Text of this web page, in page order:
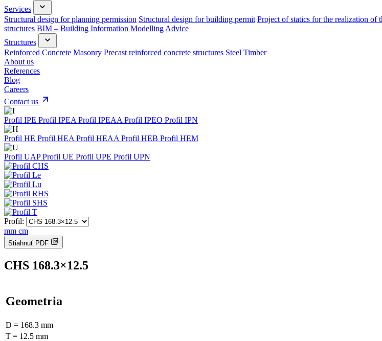
Services
Structural design for planning permission Structural design for building permit Project of statics for the realization of
structures BIM – Building Information Modelling Advice
Structures
Reinforced Concrete Masonry Precast reinforced concrete structures Steel Timber
About us
References
Blog
Careers
Contact us
Profil IPE Profil IPEA Profil IPEAA Profil IPEO Profil IPN
Profil HE Profil HEA Profil HEAA Profil HEB Profil HEM
Profil UAPProfil UE Profil UPE Profil UPN
Profil:
mm cm
Stiahnuť PDF
CHS 168.3×12.5
Geometria
D = 168.3 mm
T = 12.5 mm